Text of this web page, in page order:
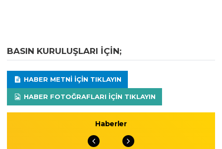
BASIN KURULUŞLARI IÇIN;
HABER METNI IÇIN TIKLAYIN
HABER FOTOĞRAFLARI IÇIN TIKLAYIN
Haberler